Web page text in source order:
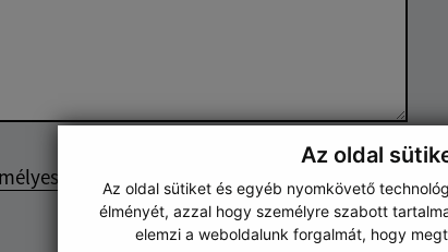
Az oldal
Az oldal sütiket és egyéb nyomkövető
élményét, azzal hogy személyre szabott
elemzi a weboldalunk forgalmát, hogy
adatok
Üzenet küldése